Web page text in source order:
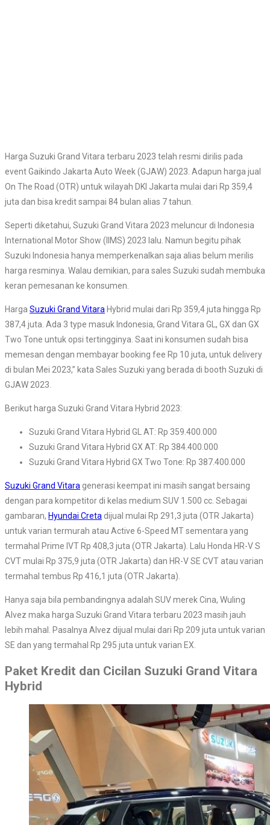
Harga Suzuki Grand Vitara terbaru 2023 telah resmi dirilis pada
event Gaikindo Jakarta Auto Week (GJAW) 2023. Adapun harga jual
On The Road (OTR) untuk wilayah DKI Jakarta mulai dari Rp 359,4
juta dan bisa kredit sampai 84 bulan alias 7 tahun.
Seperti diketahui, Suzuki Grand Vitara 2023 meluncur di Indonesia
International Motor Show (IIMS) 2023 lalu. Namun begitu pihak
Suzuki Indonesia hanya memperkenalkan saja alias belum merilis
harga resminya. Walau demikian, para sales Suzuki sudah membuka
keran pemesanan ke konsumen.
Harga Suzuki Grand Vitara Hybrid mulai dari Rp 359,4 juta hingga Rp
387,4 juta. Ada 3 type masuk Indonesia, Grand Vitara GL, GX dan GX
Two Tone untuk opsi tertingginya. Saat ini konsumen sudah bisa
memesan dengan membayar booking fee Rp 10 juta, untuk delivery
di bulan Mei 2023,” kata Sales Suzuki yang berada di booth Suzuki di
GJAW 2023.
Berikut harga Suzuki Grand Vitara Hybrid 2023:
Suzuki Grand Vitara Hybrid GL AT: Rp 359.400.000
Suzuki Grand Vitara Hybrid GX AT: Rp 384.400.000
Suzuki Grand Vitara Hybrid GX Two Tone: Rp 387.400.000
Suzuki Grand Vitara generasi keempat ini masih sangat bersaing
dengan para kompetitor di kelas medium SUV 1.500 cc. Sebagai
gambaran, Hyundai Creta dijual mulai Rp 291,3 juta (OTR Jakarta)
untuk varian termurah atau Active 6-Speed MT sementara yang
termahal Prime IVT Rp 408,3 juta (OTR Jakarta). Lalu Honda HR-V S
CVT mulai Rp 375,9 juta (OTR Jakarta) dan HR-V SE CVT atau varian
termahal tembus Rp 416,1 juta (OTR Jakarta).
Hanya saja bila pembandingnya adalah SUV merek Cina, Wuling
Alvez maka harga Suzuki Grand Vitara terbaru 2023 masih jauh
lebih mahal. Pasalnya Alvez dijual mulai dari Rp 209 juta untuk varian
SE dan yang termahal Rp 295 juta untuk varian EX.
Paket Kredit dan Cicilan Suzuki Grand Vitara
Hybrid